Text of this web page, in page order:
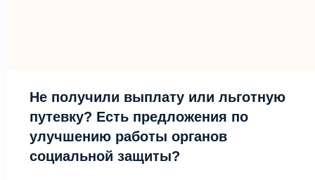
Не получили выплату или льготную
путевку? Есть предложения по
улучшению работы органов
социальной защиты?